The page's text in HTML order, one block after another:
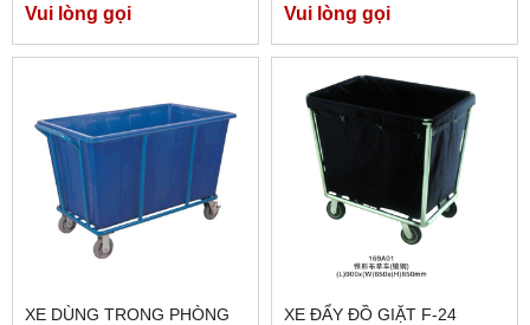
Vui lòng gọi Vui lòng gọi
XE DÙNG TRONG PHÒNG
XE ĐẨY ĐỒ GIẶT F-24